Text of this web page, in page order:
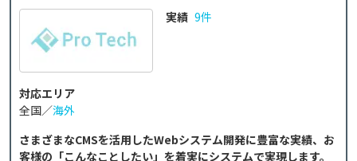
実績 9件
対応エリア
全国／海外
さまざまなCMSを活用したWebシステム開発に豊富な実績、お
客様の「こんなことしたい」を着実にシステムで実現します。